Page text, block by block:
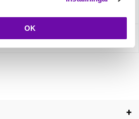
OK